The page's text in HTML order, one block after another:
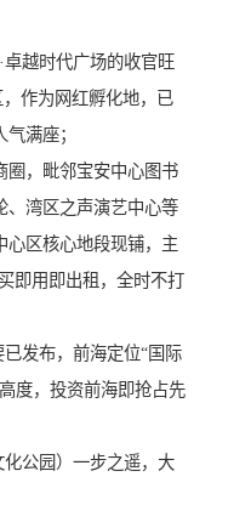
卓越时代广场的收官旺
作为网红孵化地，已
满座；
圈，毗邻宝安中心图书
、湾区之声演艺中心等
心区核心地段现铺，主
即用即出租，全时不打
发布，前海定位“国际
度，投资前海即抢占先
公园）一步之遥，大